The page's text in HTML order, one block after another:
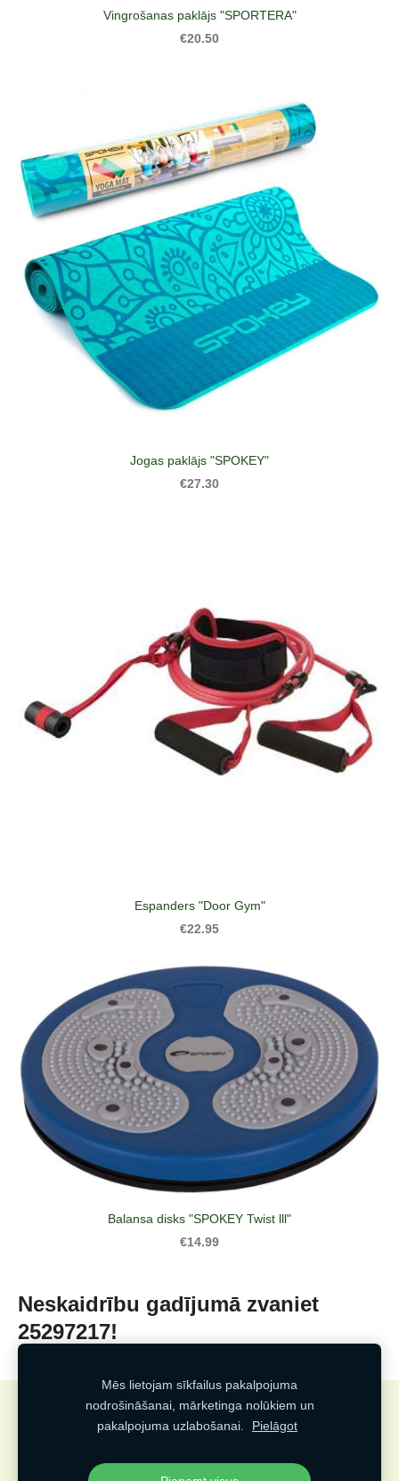
Neskaidrību gadījumā zvaniet
25297217!
Vingrošanas paklājs "SPORTERA"
€20.50
Jogas paklājs "SPOKEY"
€27.30
Espanders "Door Gym"
€22.95
Balansa disks "SPOKEY Twist lll"
€14.99
Sīkdatnes
Veidots
Mēs lietojam sīkfailus pakalpojuma
nodrošināšanai, mārketinga nolūkiem un
pakalpojuma uzlabošanai.
Pielāgot